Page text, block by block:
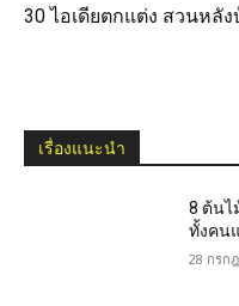
30 ไอเดียตกแต่ง สวนหลั
เรื่องแนะนำ
8 ต้นไ
ทั้งคน
28 กรก